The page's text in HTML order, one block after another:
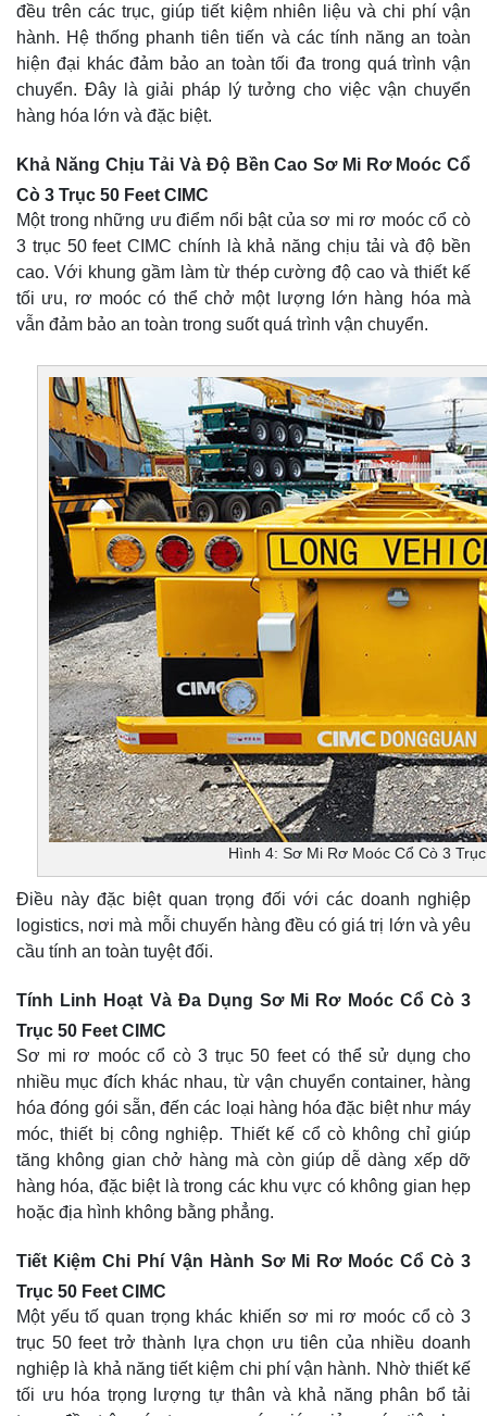
đều trên các trục, giúp tiết kiệm nhiên liệu và chi phí vận
hành. Hệ thống phanh tiên tiến và các tính năng an toàn
hiện đại khác đảm bảo an toàn tối đa trong quá trình vận
chuyển. Đây là giải pháp lý tưởng cho việc vận chuyển
hàng hóa lớn và đặc biệt.
Khả Năng Chịu Tải Và Độ Bền Cao Sơ Mi Rơ Moóc Cổ
Cò 3 Trục 50 Feet CIMC
Một trong những ưu điểm nổi bật của sơ mi rơ moóc cổ cò
3 trục 50 feet CIMC chính là khả năng chịu tải và độ bền
cao. Với khung gầm làm từ thép cường độ cao và thiết kế
tối ưu, rơ moóc có thể chở một lượng lớn hàng hóa mà
vẫn đảm bảo an toàn trong suốt quá trình vận chuyển.
Hình 4: Sơ Mi Rơ Moóc Cổ Cò 3
Điều này đặc biệt quan trọng đối với các doanh nghiệp
logistics, nơi mà mỗi chuyến hàng đều có giá trị lớn và yêu
cầu tính an toàn tuyệt đối.
Tính Linh Hoạt Và Đa Dụng Sơ Mi Rơ Moóc Cổ Cò 3
Trục 50 Feet CIMC
Sơ mi rơ moóc cổ cò 3 trục 50 feet có thể sử dụng cho
nhiều mục đích khác nhau, từ vận chuyển container, hàng
hóa đóng gói sẵn, đến các loại hàng hóa đặc biệt như máy
móc, thiết bị công nghiệp. Thiết kế cổ cò không chỉ giúp
tăng không gian chở hàng mà còn giúp dễ dàng xếp dỡ
hàng hóa, đặc biệt là trong các khu vực có không gian hẹp
hoặc địa hình không bằng phẳng.
Tiết Kiệm Chi Phí Vận Hành Sơ Mi Rơ Moóc Cổ Cò 3
Trục 50 Feet CIMC
Một yếu tố quan trọng khác khiến sơ mi rơ moóc cổ cò 3
trục 50 feet trở thành lựa chọn ưu tiên của nhiều doanh
nghiệp là khả năng tiết kiệm chi phí vận hành. Nhờ thiết kế
tối ưu hóa trọng lượng tự thân và khả năng phân bổ tải